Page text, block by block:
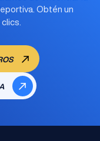
. Obtén un